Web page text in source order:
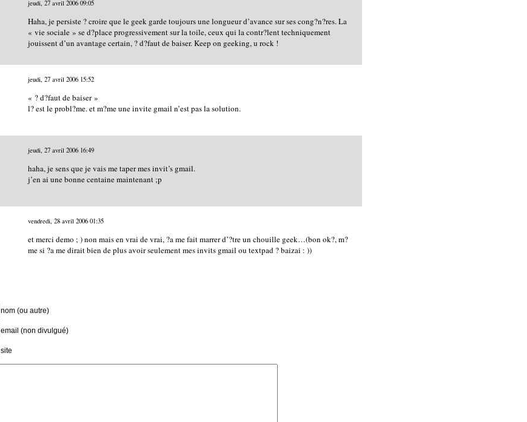
jeudi, 27 avril 2006 09:05
Haha, je persiste ? croire que le geek garde toujours une longueur d’avance sur ses cong?n?res. La
« vie sociale » se d?place progressivement sur la toile, ceux qui la contr?lent techniquement
jouissent d’un avantage certain, ? d?faut de baiser. Keep on geeking, u rock !
jeudi, 27 avril 2006 15:52
« ? d?faut de baiser »
l? est le probl?me. et m?me une invite gmail n’est pas la solution.
jeudi, 27 avril 2006 16:49
haha, je sens que je vais me taper mes invit’s gmail.
j’en ai une bonne centaine maintenant ;p
vendredi, 28 avril 2006 01:35
et merci demo ; ) non mais en vrai de vrai, ?a me fait marrer d’?tre un chouille geek…(bon ok?, m?
me si ?a me dirait bien de plus avoir seulement mes invits gmail ou textpad ? baizai : ))
nom (ou autre)
email (non divulgué)
site